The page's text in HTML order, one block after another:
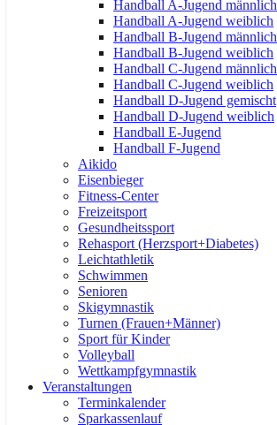
Handball A-Jugend männlich
Handball A-Jugend weiblich
Handball B-Jugend männlich
Handball B-Jugend weiblich
Handball C-Jugend männlich
Handball C-Jugend weiblich
Handball D-Jugend gemischt
Handball D-Jugend weiblich
Handball E-Jugend
Handball F-Jugend
Aikido
Eisenbieger
Fitness-Center
Freizeitsport
Gesundheitssport
Rehasport (Herzsport+Diabetes)
Leichtathletik
Schwimmen
Senioren
Skigymnastik
Turnen (Frauen+Männer)
Sport für Kinder
Volleyball
Wettkampfgymnastik
Veranstaltungen
Terminkalender
Sparkassenlauf